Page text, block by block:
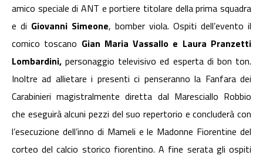
amico speciale di ANT e portiere titolare della prima squadra
e di Giovanni Simeone, bomber viola. Ospiti dell’evento il
comico toscano Gian Maria Vassallo e Laura Pranzetti
Lombardini,personaggio televisivo ed esperta di bon ton.
Inoltre ad allietare i presenti ci penseranno la Fanfara dei
Carabinieri magistralmente diretta dal Maresciallo Robbio
che eseguirà alcuni pezzi del suo repertorio e concluderà con
l’esecuzione dell’inno di Mameli e le Madonne Fiorentine del
corteo del calcio storico fiorentino. A fine serata gli ospiti